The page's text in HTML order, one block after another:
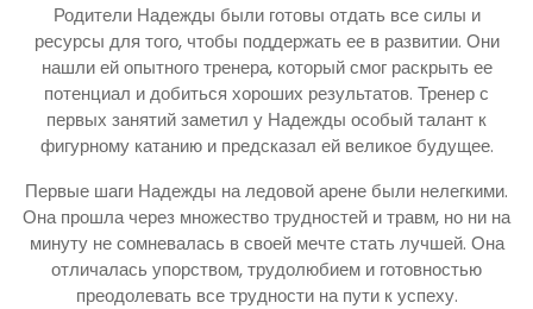
Родители Надежды были готовы отдать все силы и
ресурсы для того, чтобы поддержать ее в развитии. Они
нашли ей опытного тренера, который смог раскрыть ее
потенциал и добиться хороших результатов. Тренер с
первых занятий заметил у Надежды особый талант к
фигурному катанию и предсказал ей великое будущее.
Первые шаги Надежды на ледовой арене были нелегкими.
Она прошла через множество трудностей и травм, но ни на
минуту не сомневалась в своей мечте стать лучшей. Она
отличалась упорством, трудолюбием и готовностью
преодолевать все трудности на пути к успеху.